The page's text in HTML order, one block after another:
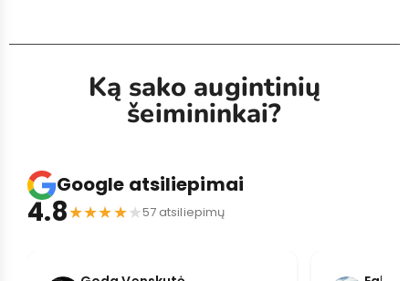
Ką sako augintinių
šeimininkai?
Google atsiliepimai
4.8★★★★★57 atsiliepimų